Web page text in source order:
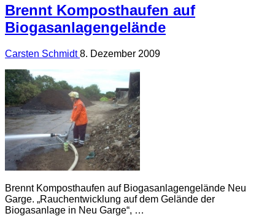
Brennt Komposthaufen auf
Biogasanlagengelände
Carsten Schmidt8. Dezember 2009
Brennt Komposthaufen auf Biogasanlagengelände Neu
Garge. „Rauchentwicklung auf dem Gelände der
Biogasanlage in Neu Garge“, …